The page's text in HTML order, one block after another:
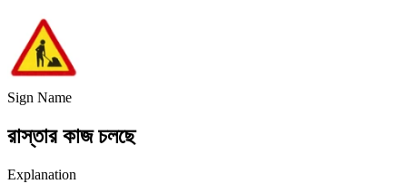
Sign Name
রাস্তার কাজ চলছে
Explanation